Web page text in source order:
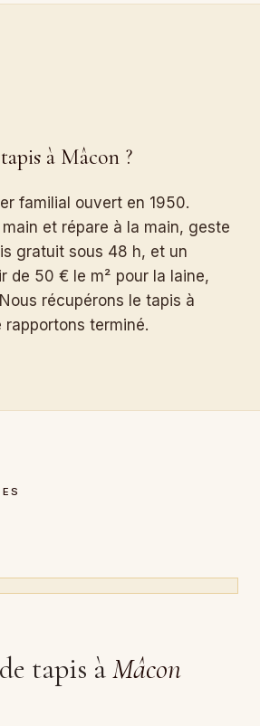
à Mâcon ?
familial ouvert en 1950.
et répare à la main, geste
gratuit sous 48 h, et un
de 50 € le m² pour la laine,
récupérons le tapis à
terminé.
tapis àMâcon